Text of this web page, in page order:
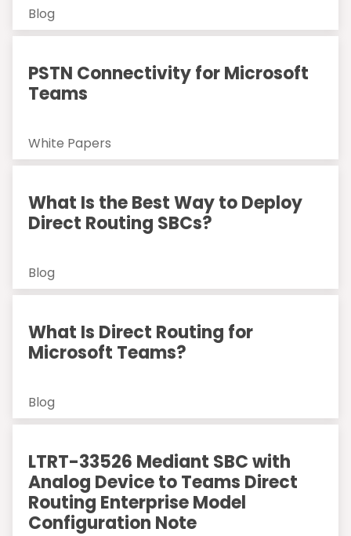
Blog
PSTN Connectivity for Microsoft
Teams
White Papers
What Is the Best Way to Deploy
Direct Routing SBCs?
Blog
What Is Direct Routing for
Microsoft Teams?
Blog
LTRT-33526 Mediant SBC with
Analog Device to Teams Direct
Routing Enterprise Model
Configuration Note